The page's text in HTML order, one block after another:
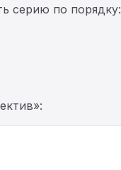
серию по порядку: